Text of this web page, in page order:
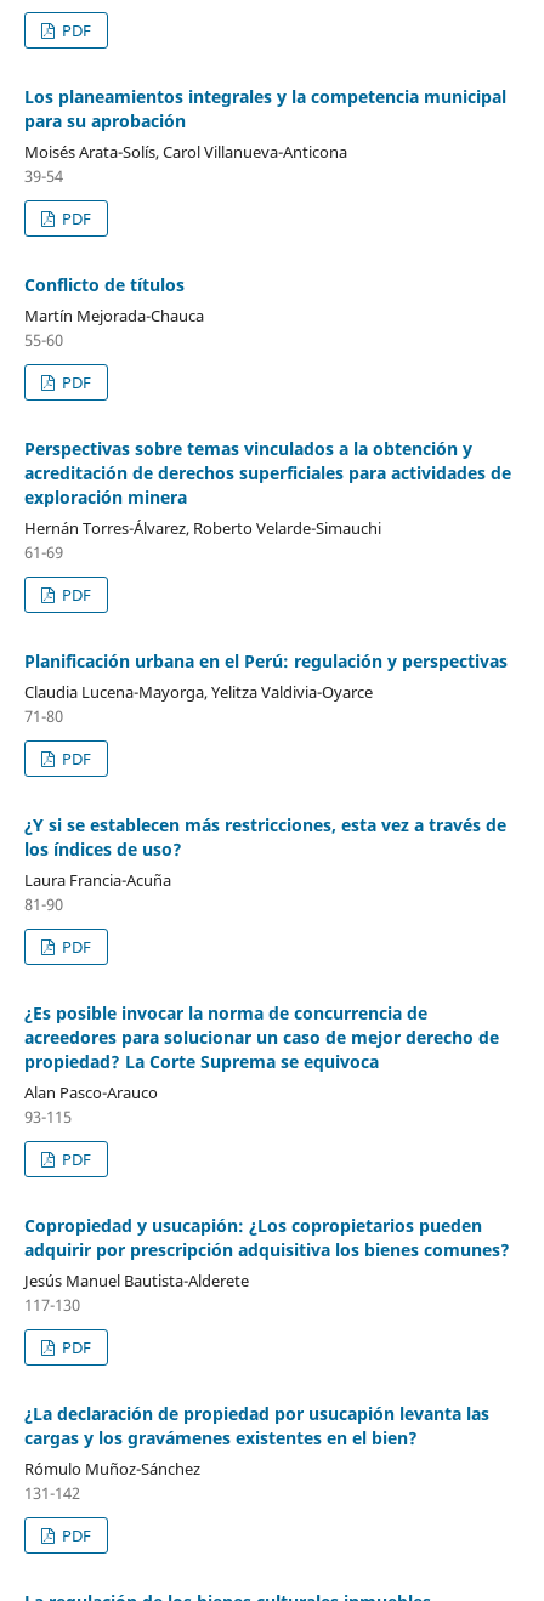
PDF
Los planeamientos integrales y la competencia municipal
para su aprobación
Moisés Arata-Solís, Carol Villanueva-Anticona
39-54
PDF
Conflicto de títulos
Martín Mejorada-Chauca
55-60
PDF
Perspectivas sobre temas vinculados a la obtención y
acreditación de derechos superficiales para actividades de
exploración minera
Hernán Torres-Álvarez, Roberto Velarde-Simauchi
61-69
PDF
Planificación urbana en el Perú: regulación y perspectivas
Claudia Lucena-Mayorga, Yelitza Valdivia-Oyarce
71-80
PDF
¿Y si se establecen más restricciones, esta vez a través de
los índices de uso?
Laura Francia-Acuña
81-90
PDF
¿Es posible invocar la norma de concurrencia de
acreedores para solucionar un caso de mejor derecho de
propiedad? La Corte Suprema se equivoca
Alan Pasco-Arauco
93-115
PDF
Copropiedad y usucapión: ¿Los copropietarios pueden
adquirir por prescripción adquisitiva los bienes comunes?
Jesús Manuel Bautista-Alderete
117-130
PDF
¿La declaración de propiedad por usucapión levanta las
cargas y los gravámenes existentes en el bien?
Rómulo Muñoz-Sánchez
131-142
PDF